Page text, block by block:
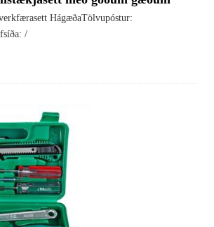
HágæðaTölvupóstur:
/